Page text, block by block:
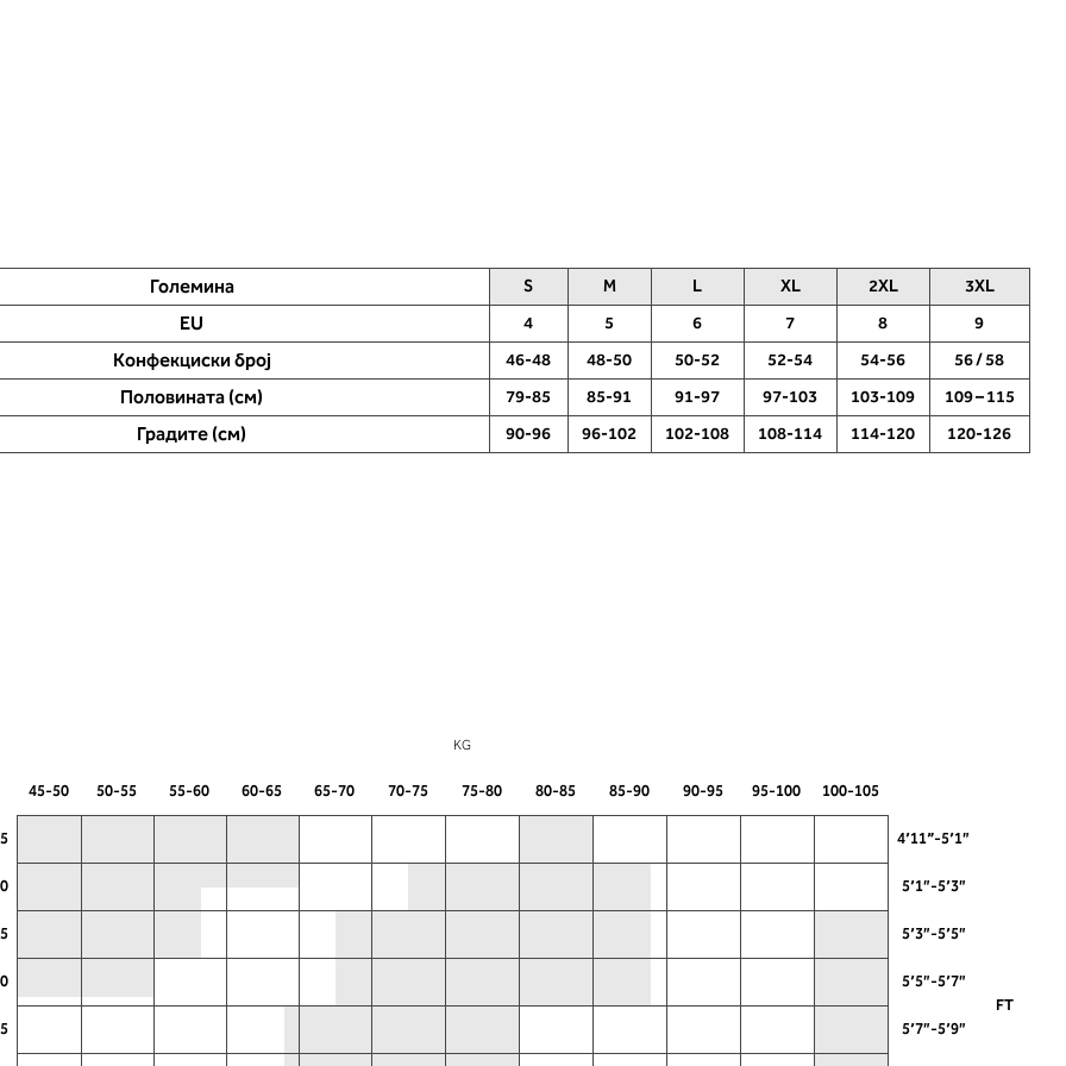
Големина S M L XL 2XL 3XL
EU 4 5 6 7 8 9
Конфекциски број 46-48 48-50 50-52 52-54 54-56 56 / 58
Половината (см) 79-85 85-91 91-97 97-103 103-109 109 – 115
Градите (см) 90-96 96-102 102-108 108-114 114-120 120-126
KG
45-50 50-55 55-60 60-65 65-70 70-75 75-80 80-85 85-90 90-95 95-100 100-105
FT
4’11”-5’1″
5’1″-5’3″
5’3″-5’5″
5’5″-5’7″
5’7″-5’9″